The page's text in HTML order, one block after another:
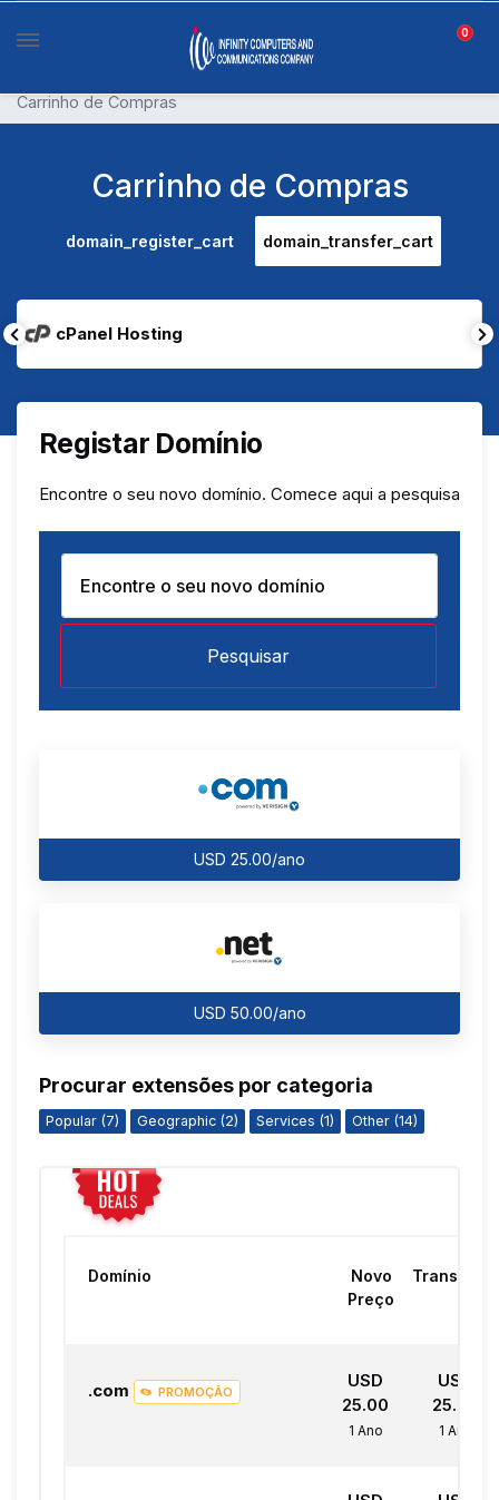
0
Carrinho de Compras
Carrinho de Compras
domain_register_cart domain_transfer_cart
cPanel Hosting
Registar Domínio
Encontre o seu novo domínio. Comece aqui a pesquisa
Pesquisar
USD 25.00/ano
USD 50.00/ano
Procurar extensões por categoria
Popular (7) Geographic (2) Services (1) Other (14)
Domínio
Novo
Preço
Transferir
.com PROMOÇÃO
USD
25.00
1 Ano
USD
25.00
1 Ano